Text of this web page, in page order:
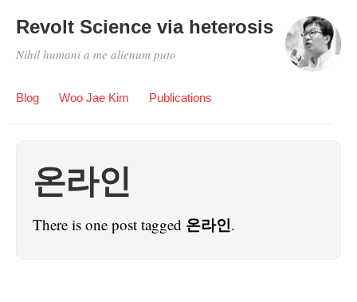
Revolt Science via heterosis
Nihil humani a me alienum puto
Blog Woo Jae Kim Publications
온라인
There is one post tagged 온라인.